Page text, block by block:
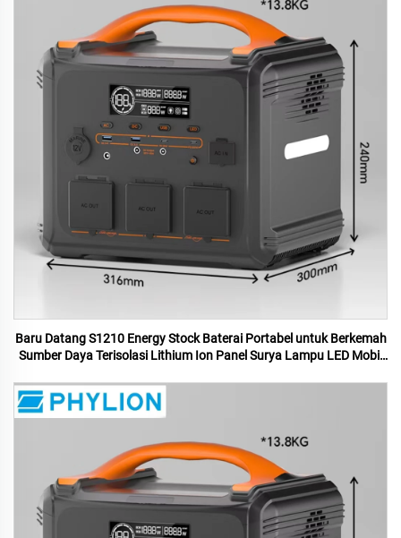
Baru Datang S1210 Energy Stock Baterai Portabel untuk Berkemah
Sumber Daya Terisolasi Lithium Ion Panel Surya Lampu LED Mobil